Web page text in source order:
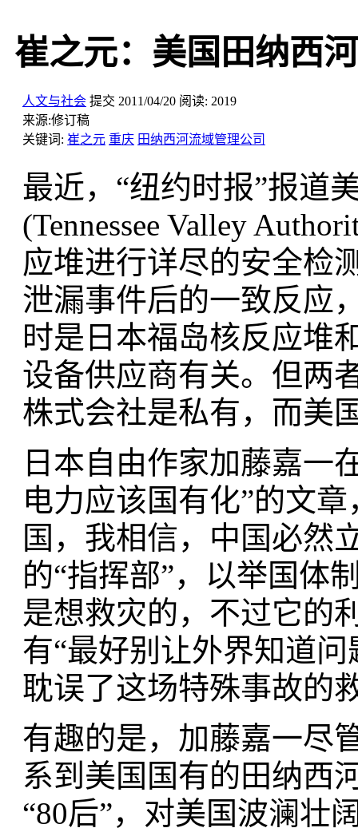
崔之元：美国田纳西
人文与社会 提交 2011/04/20 阅读: 2019
来源:修订稿
关键词: 崔之元 重庆 田纳西河流域管理公司
最近，“纽约时报”报道
(Tennessee Valley
应堆进行详尽的安全检
泄漏事件后的一致反应
时是日本福岛核反应堆
设备供应商有关。但两
株式会社是私有，而美
日本自由作家加藤嘉一
电力应该国有化”的文
国，我相信，中国必然
的“指挥部”，以举国体
是想救灾的，不过它的
有“最好别让外界知道
耽误了这场特殊事故的
有趣的是，加藤嘉一尽
系到美国国有的田纳西
“80后”，对美国波澜壮